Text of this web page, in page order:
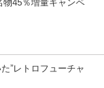
物45％増量キャンペ
”レトロフューチャ